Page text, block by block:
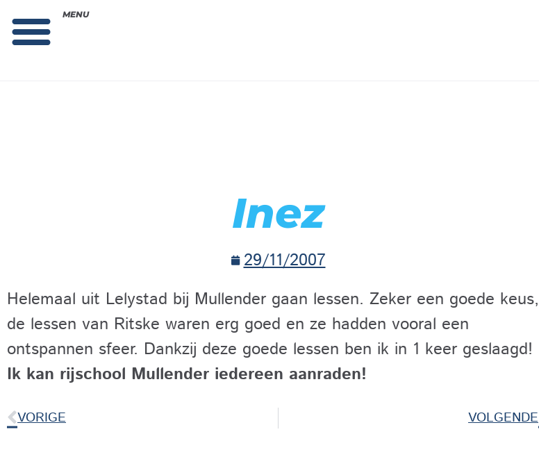
MENU
Inez
29/11/2007
Helemaal uit Lelystad bij Mullender gaan lessen. Zeker een goede keus,
de lessen van Ritske waren erg goed en ze hadden vooral een
ontspannen sfeer. Dankzij deze goede lessen ben ik in 1 keer geslaagd!
Ik kan rijschool Mullender iedereen aanraden!
VORIGE VOLGENDE